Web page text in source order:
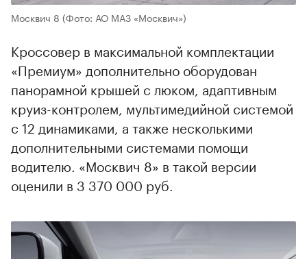
Москвич 8 (Фото: АО МАЗ «Москвич»)
Кроссовер в максимальной комплектации
«Премиум» дополнительно оборудован
панорамной крышей с люком, адаптивным
круиз-контролем, мультимедийной системой
с 12 динамиками, а также несколькими
дополнительными системами помощи
водителю. «Москвич 8» в такой версии
оценили в 3 370 000 руб.